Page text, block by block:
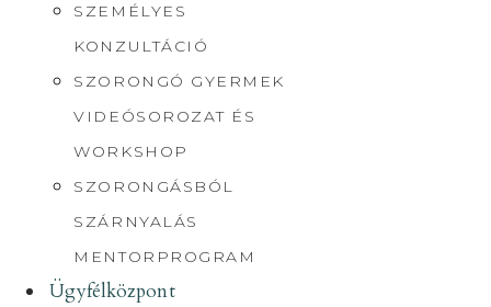
SZEMÉLYES
KONZULTÁCIÓ
SZORONGÓ GYERMEK
VIDEÓSOROZAT ÉS
WORKSHOP
SZORONGÁSBÓL
SZÁRNYALÁS
MENTORPROGRAM
Ügyfélközpont